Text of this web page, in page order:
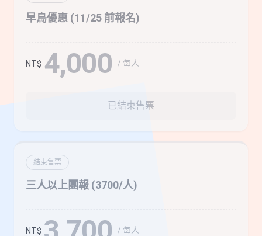
早鳥優惠 (11/25 前報名)
NT$ 4,000 / 每人
已結束售票
結束售票
三人以上團報 (3700/人)
NT$ / 每人